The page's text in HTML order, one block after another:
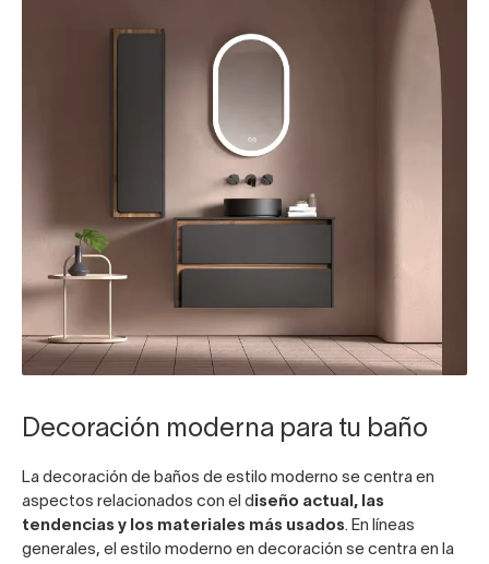
Decoración moderna para tu baño
La decoración de baños de estilo moderno se centra en
aspectos relacionados con el d iseño actual, las
tendencias y los materiales más usados. En líneas
generales, el estilo moderno en decoración se centra en la